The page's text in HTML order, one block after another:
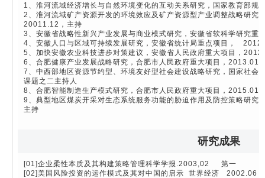
1、淮河流域经济增长与自然环境变化的互动关系研究，国家教育部
2、淮河流域矿产资源开发的环境效应及矿产资源型产业调整战略研究
20011.12，主持
3、安徽省战略性新兴产业发展与商业模式研究，安徽省软科学研究
4、安徽人口与区域可持续发展研究，安徽省统计局重点项目，
5、加快安徽农业科技进步对策建议，安徽省人民政府重大项目，
6、合肥健康产业发展战略研究，合肥市人民政府重大项目，2013.01
7、中西部地区资源节约型、环境友好型社会建设战略研究，国家社
课题之二主持人
8、合肥智能制造生产模式研究，合肥市人民政府重大项目，2015.01
9、典型地区煤炭开采对生态系统服务功能的胁迫作用及防控策略研
主持
研究成果
[01]企业柔性本质及其构建策略管理科学学报.2003,02 第一
[02]美国风险投资的运作模式及其对中国的启示 世界经济